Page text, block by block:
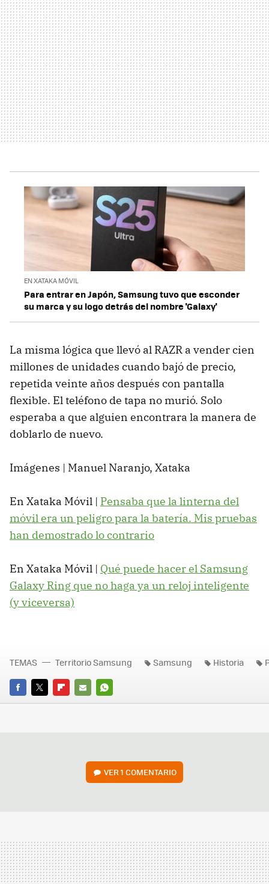
EN XATAKA MÓVIL
Para entrar en Japón, Samsung tuvo que esconder
su marca y su logo detrás del nombre 'Galaxy'
La misma lógica que llevó al RAZR a vender cien
millones de unidades cuando bajó de precio,
repetida veinte años después con pantalla
flexible. El teléfono de tapa no murió. Solo
esperaba a que alguien encontrara la manera de
doblarlo de nuevo.
Imágenes | Manuel Naranjo, Xataka
En Xataka Móvil | Pensaba que la linterna del
móvil era un peligro para la batería. Mis pruebas
han demostrado lo contrario
En Xataka Móvil | Qué puede hacer el Samsung
Galaxy Ring que no haga ya un reloj inteligente
(y viceversa)
FACEBOOK
TWITTERFLIPBOARD
E-
WHATSAPP
TEMAS Territorio Samsung Samsung Historia
VER1 COMENTARIO